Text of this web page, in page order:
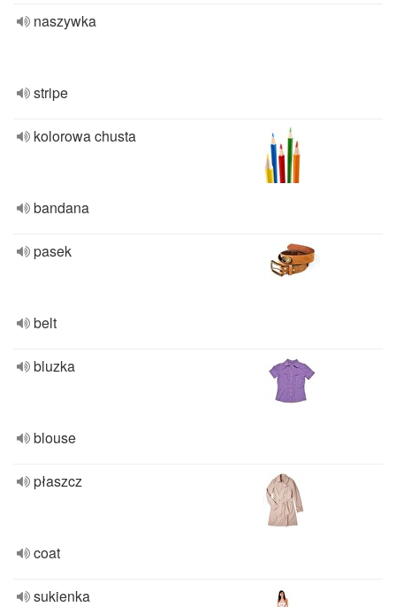
naszywka
stripe
kolorowa chusta
bandana
pasek
belt
bluzka
blouse
płaszcz
coat
sukienka